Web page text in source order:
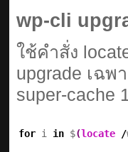
wp-cli
ใช้คำสั่ง
upgrade เฉพ
super-cache
for i in $(locate /